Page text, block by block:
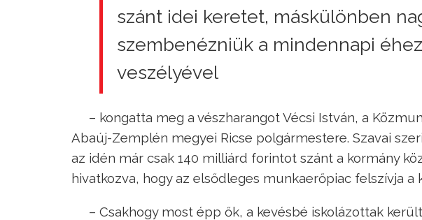
szánt idei keretet, máskülönben
szembenézniük a mindennapi
veszélyével
– kongatta meg a vészharangot Vécsi István, a
Abaúj-Zemplén megyei Ricse polgármestere. Szavai
az idén már csak 140 milliárd forintot szánt a kormány
hivatkozva, hogy az elsődleges munkaerőpiac felszívja a
– Csakhogy most épp ők, a kevésbé iskolázottak